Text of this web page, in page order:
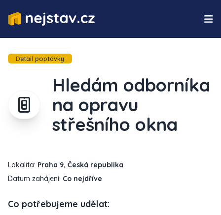
Detail poptávky
Hledám odborníka
na opravu
střešního okna
Lokalita: Praha 9, Česká republika
Datum zahájení: Co nejdříve
Co potřebujeme udělat: